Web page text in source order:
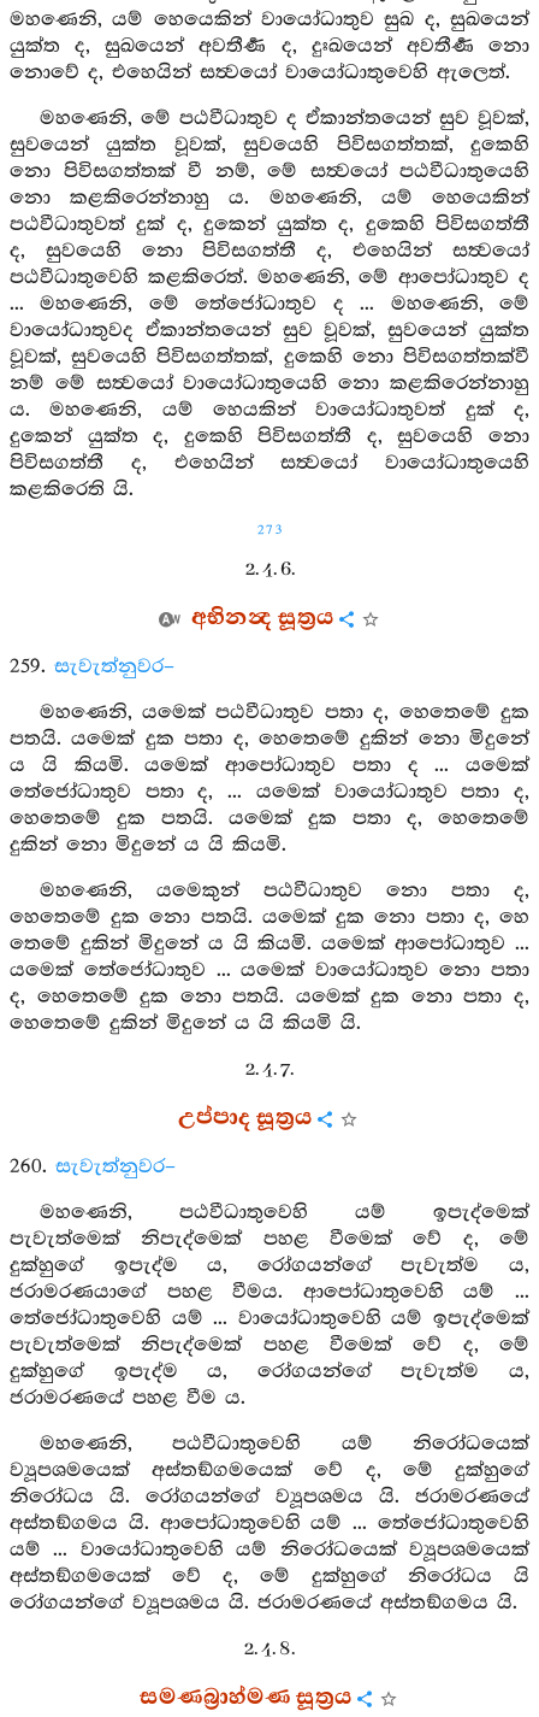
මහණෙනි, යම් හෙයෙකින් වායෝධාතුව සුඛ ද, සුඛයෙන්
යුක්ත ද, සුඛයෙන් අවතීර්‍ණ ද, දුඃඛයෙන් අවතීර්‍ණ නො
නොවේ ද, එහෙයින් සත්‍වයෝ වායෝධාතුවෙහි ඇලෙත්.
මහණෙනි, මේ පඨවීධාතුව ද ඒකාන්තයෙන් සුව වූවක්,
සුවයෙන් යුක්ත වූවක්, සුවයෙහි පිවිසගත්තක්, දුකෙහි
නො පිවිසගත්තක් වී නම්, මේ සත්‍වයෝ පඨවීධාතුයෙහි
නො කළකිරෙන්නාහු ය. මහණෙනි, යම් හෙයෙකින්
පඨවීධාතුවත් දුක් ද, දුකෙන් යුක්ත ද, දුකෙහි පිවිසගත්තී
ද, සුවයෙහි නො පිවිසගත්තී ද, එහෙයින් සත්‍වයෝ
පඨවීධාතුවෙහි කළකිරෙත්. මහණෙනි, මේ ආපෝධාතුව ද
... මහණෙනි, මේ තේජෝධාතුව ද ... මහණෙනි, මේ
වායෝධාතුවද ඒකාන්තයෙන් සුව වූවක්, සුවයෙන් යුක්ත
වූවක්, සුවයෙහි පිවිසගත්තක්, දුකෙහි නො පිවිසගත්තක්වී
නම් මේ සත්‍වයෝ වායෝධාතුයෙහි නො කළකිරෙන්නාහු
ය. මහණෙනි, යම් හෙයකින් වායෝධාතුවත් දුක් ද,
දුකෙන් යුක්ත ද, දුකෙහි පිවිසගත්තී ද, සුවයෙහි නො
පිවිසගත්තී ද, එහෙයින් සත්‍වයෝ වායෝධාතුයෙහි
කළකිරෙති යි.
273
2. 4. 6.
අභිනන්‍ද සූත්‍රය
259. සැවැත්නුවර–
මහණෙනි, යමෙක් පඨවීධාතුව පතා ද, හෙතෙමේ දුක
පතයි. යමෙක් දුක පතා ද, හෙතෙමේ දුකින් නො මිදුනේ
ය යි කියමි. යමෙක් ආපෝධාතුව පතා ද ... යමෙක්
තේජෝධාතුව පතා ද, ... යමෙක් වායෝධාතුව පතා ද,
හෙතෙමේ දුක පතයි. යමෙක් දුක පතා ද, හෙතෙමේ
දුකින් නො මිදුනේ ය යි කියමි.
මහණෙනි, යමෙකුන් පඨවීධාතුව නො පතා ද,
හෙතෙමේ දුක නො පතයි. යමෙක් දුක නො පතා ද, හෙ
තෙමේ දුකින් මිදුනේ ය යි කියමි. යමෙක් ආපෝධාතුව ...
යමෙක් තේජෝධාතුව ... යමෙක් වායෝධාතුව නො පතා
ද, හෙතෙමේ දුක නො පතයි. යමෙක් දුක නො පතා ද,
හෙතෙමේ දුකින් මිදුනේ ය යි කියමි යි.
2. 4. 7.
උප්පාද සූත්‍රය
260. සැවැත්නුවර–
මහණෙනි, පඨවීධාතුවෙහි යම් ඉපැද්මෙක්
පැවැත්මෙක් නිපැද්මෙක් පහළ වීමෙක් වේ ද, මේ
දුක්හුගේ ඉපැද්ම ය, රෝගයන්ගේ පැවැත්ම ය,
ජරාමරණයාගේ පහළ වීමය. ආපෝධාතුවෙහි යම් ...
තේජෝධාතුවෙහි යම් ... වායෝධාතුවෙහි යම් ඉපැද්මෙක්
පැවැත්මෙක් නිපැද්මෙක් පහළ වීමෙක් වේ ද, මේ
දුක්හුගේ ඉපැද්ම ය, රෝගයන්ගේ පැවැත්ම ය,
ජරාමරණයේ පහළ වීම ය.
මහණෙනි, පඨවීධාතුවෙහි යම් නිරෝධයෙක්
ව්‍යූපශමයෙක් අස්තඞ්ගමයෙක් වේ ද, මේ දුක්හුගේ
නිරෝධය යි. රෝගයන්ගේ ව්‍යූපශමය යි. ජරාමරණයේ
අස්තඞ්ගමය යි. ආපෝධාතුවෙහි යම් ... තේජෝධාතුවෙහි
යම් ... වායෝධාතුවෙහි යම් නිරෝධයෙක් ව්‍යූපශමයෙක්
අස්තඞ්ගමයෙක් වේ ද, මේ දුක්හුගේ නිරෝධය යි
රෝගයන්ගේ ව්‍යූපශමය යි. ජරාමරණයේ අස්තඞ්ගමය යි.
2. 4. 8.
සමණබ්‍රාහ්මණ සූත්‍රය